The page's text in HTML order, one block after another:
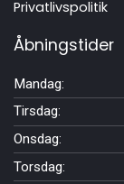
Privatlivspolitik
Åbningstider
Mandag:
Tirsdag:
Onsdag:
Torsdag: